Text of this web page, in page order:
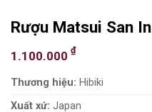
Rượu Matsui San In
1.100.000 ₫
Thương hiệu: Hibiki
Xuất xứ: Japan